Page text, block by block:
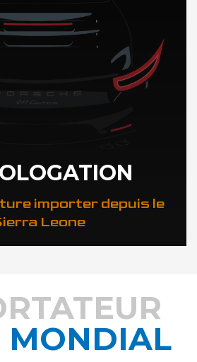
importer depuis le
Leone
COMMENT
MONDIAL